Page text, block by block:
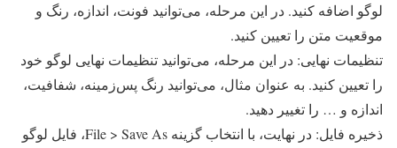
لوگو اضافه کنید. در این مرحله، می‌توانید فونت، اندازه، رنگ و
موقعیت متن را تعیین کنید.
تنظیمات نهایی: در این مرحله، می‌توانید تنظیمات نهایی لوگو خود
را تعیین کنید. به عنوان مثال، می‌توانید رنگ پس‌زمینه، شفافیت،
اندازه و … را تغییر دهید.
ذخیره فایل: در نهایت، با انتخاب گزینه File > Save As، فایل لوگو